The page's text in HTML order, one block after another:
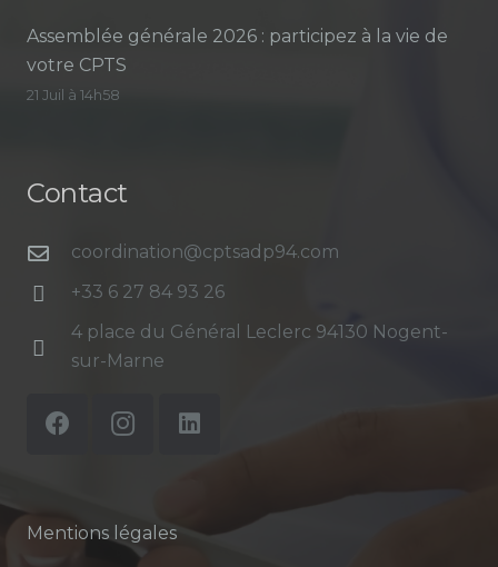
Assemblée générale 2026 : participez à la vie de
votre CPTS
21 Juil à 14h58
Contact
coordination@cptsadp94.com
+33 6 27 84 93 26
4 place du Général Leclerc 94130 Nogent-
sur-Marne
Mentions légales